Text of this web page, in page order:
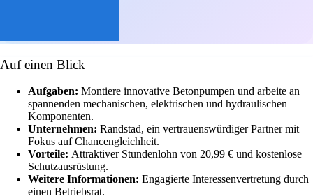
Auf einen Blick
Aufgaben: Montiere innovative Betonpumpen und arbeite an
spannenden mechanischen, elektrischen und hydraulischen
Komponenten.
Unternehmen: Randstad, ein vertrauenswürdiger Partner mit
Fokus auf Chancengleichheit.
Vorteile: Attraktiver Stundenlohn von 20,99 € und kostenlose
Schutzausrüstung.
Weitere Informationen: Engagierte Interessenvertretung durch
einen Betriebsrat.